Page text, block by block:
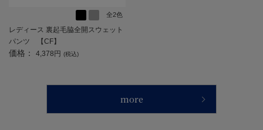
全2色
レディース 裏起毛脇全開スウェット
パンツ 【CF】
価格： 4,378円 (税込)
more